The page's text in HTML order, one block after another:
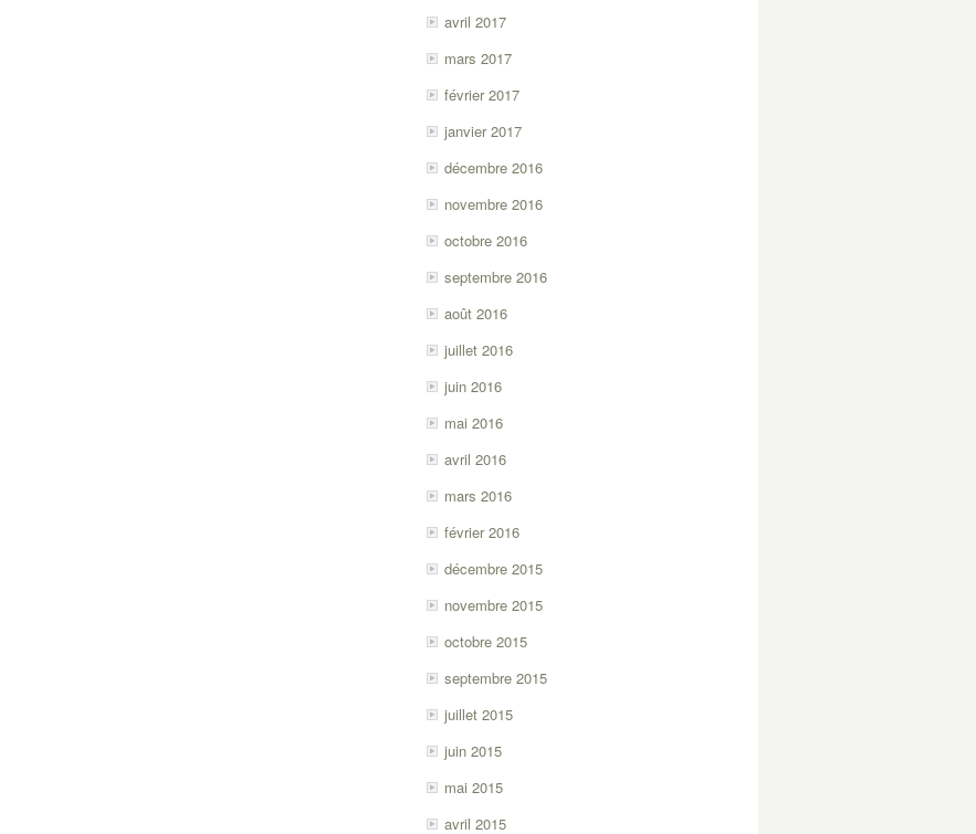
avril 2017
mars 2017
février 2017
janvier 2017
décembre 2016
novembre 2016
octobre 2016
septembre 2016
août 2016
juillet 2016
juin 2016
mai 2016
avril 2016
mars 2016
février 2016
décembre 2015
novembre 2015
octobre 2015
septembre 2015
juillet 2015
juin 2015
mai 2015
avril 2015